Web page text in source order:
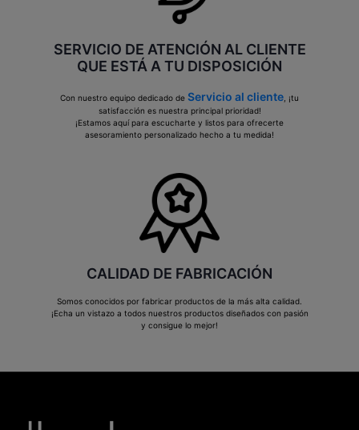
SERVICIO DE ATENCIÓN AL CLIENTE
QUE ESTÁ A TU DISPOSICIÓN
Con nuestro equipo dedicado de Servicio al cliente , ¡tu
satisfacción es nuestra principal prioridad!
¡Estamos aquí para escucharte y listos para ofrecerte
asesoramiento personalizado hecho a tu medida!
CALIDAD DE FABRICACIÓN
Somos conocidos por fabricar productos de la más alta calidad.
¡Echa un vistazo a todos nuestros productos diseñados con pasión
y consigue lo mejor!